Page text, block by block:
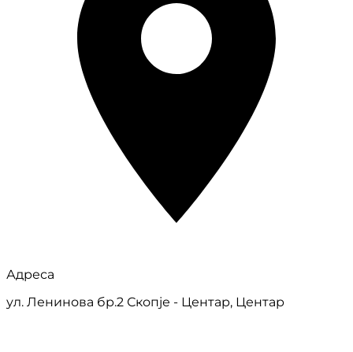
Адреса
ул. Ленинова бр.2 Скопје - Центар, Центар